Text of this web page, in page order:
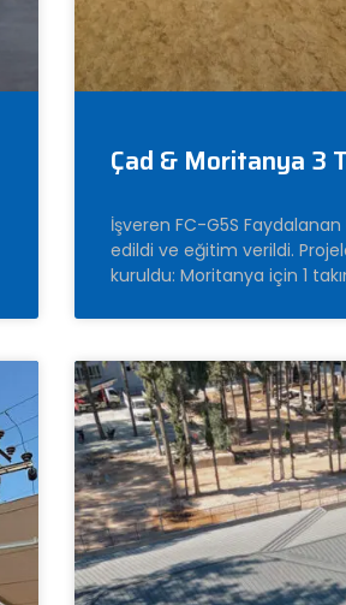
Çad & Moritanya 3
İşveren FC-G5S
edildi ve eğitim verildi.
kuruldu: Moritanya için 1